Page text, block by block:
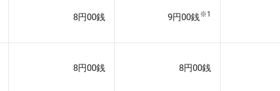
8円00銭 9円00銭※1
8円00銭 8円00銭